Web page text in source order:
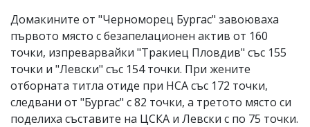
Домакините от "Черноморец Бургас" завоюваха
първото място с безапелационен актив от 160
точки, изпреварвайки "Тракиец Пловдив" със 155
точки и "Левски" със 154 точки. При жените
отборната титла отиде при НСА със 172 точки,
следвани от "Бургас" с 82 точки, а третото място си
поделиха съставите на ЦСКА и Левски с по 75 точки.